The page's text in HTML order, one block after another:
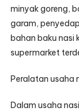
minyak goreng,
garam,
bahan baku nasi
supermarket
Peralatan usaha
Dalam usaha